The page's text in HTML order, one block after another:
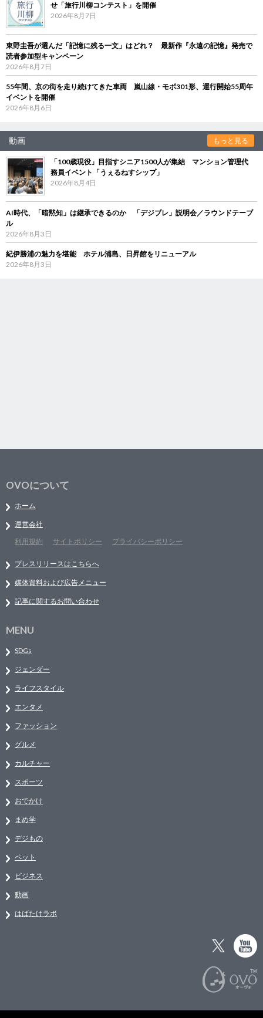
せ「旅行川柳コンテスト」を開催
2026年8月7日
東野圭吾が選んだ「記憶に残る一文」はどれ？ 最新作『永遠の記憶』発売で
読者参加型キャンペーン
2026年8月7日
55年間、京の街を走り続けてきた車両 嵐山線・モボ301形、運行開始55周年
イベントを開催
2026年8月6日
動画 もっと見る
「100歳現役」目指すシニア1500人が集結 マンション管理代
務員イベント「うぇるねすシップ」
2026年8月4日
AI時代、「暗黙知」は継承できるのか 「デジブレ」説明会／ラウンドテーブ
ル
2026年8月3日
紀伊勝浦の魅力を堪能 ホテル浦島、日昇館をリニューアル
2026年8月3日
OVOについて
ホーム
運営会社
利用規約
サイトポリシー プライバシーポリシー
プレスリリースはこちらへ
媒体資料および広告メニュー
記事に関するお問い合わせ
MENU
SDGs
ジェンダー
ライフスタイル
エンタメ
ファッション
グルメ
カルチャー
スポーツ
おでかけ
まめ学
デジもの
ペット
ビジネス
動画
はばたけラボ